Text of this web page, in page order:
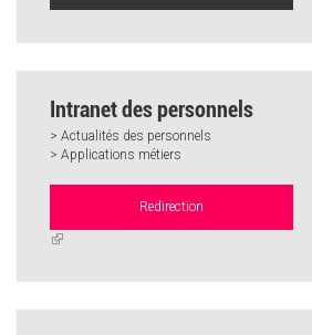
Intranet des personnels
> Actualités des personnels
> Applications métiers
Redirection
(link